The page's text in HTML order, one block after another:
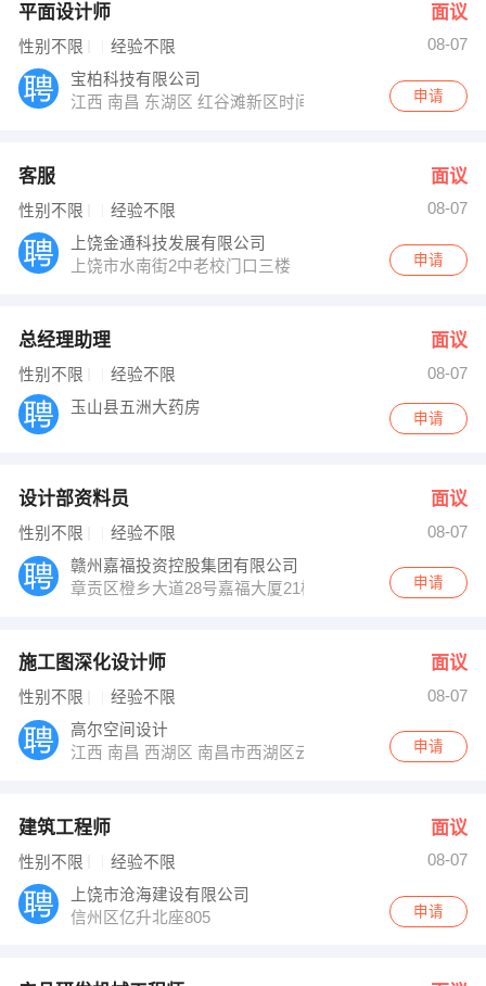
平面设计师 面议
性别不限 经验不限
08-07
宝柏科技有限公司
江西 南昌 东湖区 红谷滩新区时间广场B座6楼
申请
客服 面议
性别不限 经验不限
08-07
上饶金通科技发展有限公司
上饶市水南街2中老校门口三楼
申请
总经理助理 面议
性别不限 经验不限
08-07
玉山县五洲大药房
申请
设计部资料员 面议
性别不限 经验不限
08-07
赣州嘉福投资控股集团有限公司
章贡区橙乡大道28号嘉福大厦21楼
申请
施工图深化设计师 面议
性别不限 经验不限
08-07
高尔空间设计
江西 南昌 西湖区 南昌市西湖区云锦路东亚朝阳1＃
申请
建筑工程师 面议
性别不限 经验不限
08-07
上饶市沧海建设有限公司
信州区亿升北座805
申请